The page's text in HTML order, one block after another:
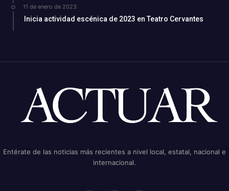
11 de enero de 2023
Inicia actividad escénica de 2023 en Teatro Cervantes
Entérate de las noticias más recientes a nivel local, estatal, nacional e
internacional.